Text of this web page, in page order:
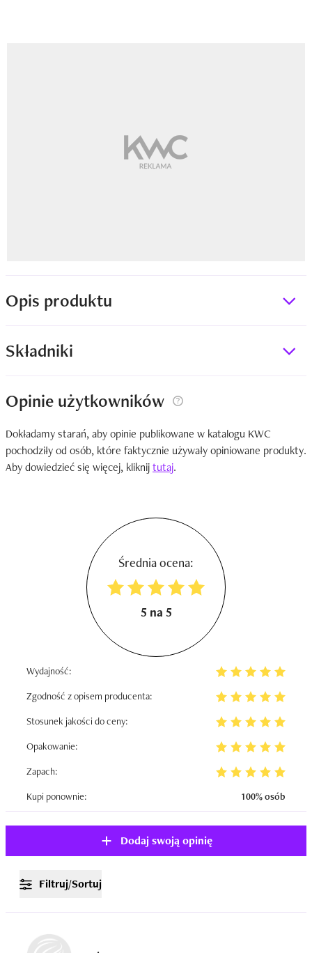
Opis produktu
Składniki
Opinie użytkowników
Dokładamy starań, aby opinie publikowane w katalogu KWC
pochodziły od osób, które faktycznie używały opiniowane produkty.
Aby dowiedzieć się więcej, kliknijtutaj.
Średnia ocena:
5 na 5
Wydajność:
Zgodność z opisem producenta:
Stosunek jakości do ceny:
Opakowanie:
Zapach:
Kupi ponownie:
100% osób
Dodaj swoją opinię
Filtruj/Sortuj